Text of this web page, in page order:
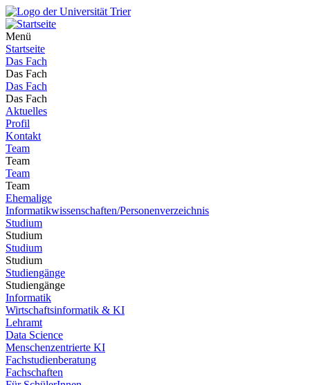
Menü
Startseite
Das Fach
Das Fach
Das Fach
Das Fach
Aktuelles
Profil
Kontakt
Team
Team
Team
Team
Ehemalige
Informatikwissenschaften/Personenverzeichnis
Studium
Studium
Studium
Studium
Studiengänge
Studiengänge
Informatik
Wirtschaftsinformatik & KI
Lehramt
Data Science
Menschenzentrierte KI
Fachstudienberatung
Fachschaften